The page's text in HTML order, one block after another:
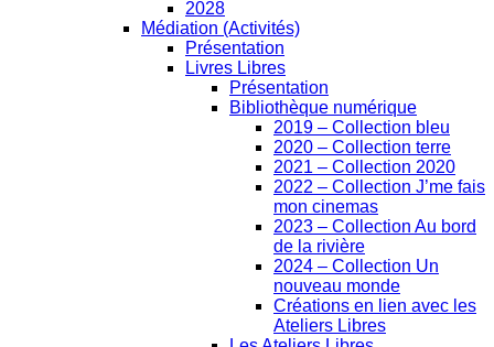
2028
Médiation (Activités)
Présentation
Livres Libres
Présentation
Bibliothèque numérique
2019 – Collection bleu
2020 – Collection terre
2021 – Collection 2020
2022 – Collection J’me fais
mon cinemas
2023 – Collection Au bord
de la rivière
2024 – Collection Un
nouveau monde
Créations en lien avec les
Ateliers Libres